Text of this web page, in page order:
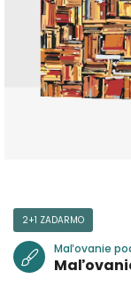
2+1 ZADARMO
Maľovanie